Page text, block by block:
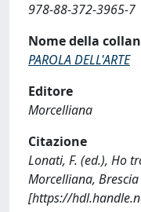
978-88-372-3965-7
Nome della
PAROLA DELL'ARTE
Editore
Morcelliana
Citazione
Lonati, F. (ed.), Ho
Morcelliana,
[https://